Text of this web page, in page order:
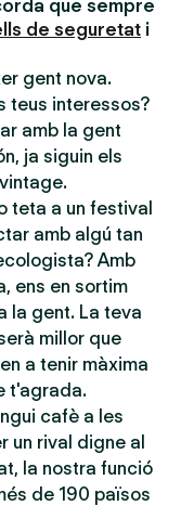
que sempre
de seguretat i
gent nova.
teus interessos?
amb la gent
ja siguin els
teta a un festival
amb algú tan
Amb
ens en sortim
la gent. La teva
millor que
a tenir màxima
t'agrada.
cafè a les
un rival digne al
la nostra funció
de 190 països